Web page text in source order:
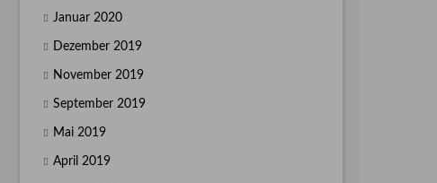
Januar 2020
Dezember 2019
November 2019
September 2019
Mai 2019
April 2019